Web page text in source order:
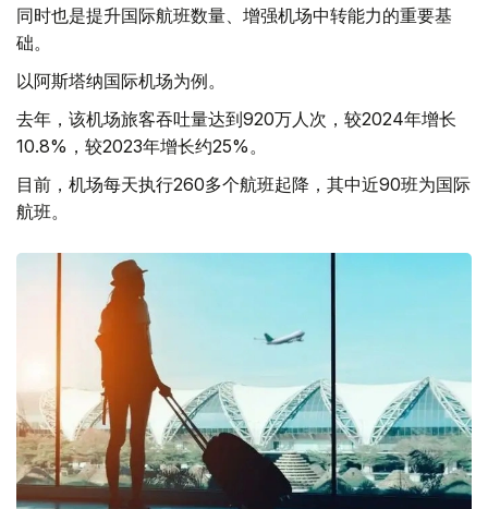
同时也是提升国际航班数量、增强机场中转能力的重要基
础。
以阿斯塔纳国际机场为例。
去年，该机场旅客吞吐量达到920万人次，较2024年增长
10.8%，较2023年增长约25%。
目前，机场每天执行260多个航班起降，其中近90班为国际
航班。